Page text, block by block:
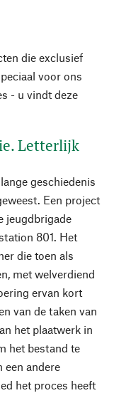
die exclusief
voor ons
- u vindt deze
Letterlijk
geschiedenis
Een project
jeugdbrigade
801. Het
die toen als
met welverdiend
ervan kort
van de taken van
het plaatwerk in
het bestand te
een andere
het proces heeft